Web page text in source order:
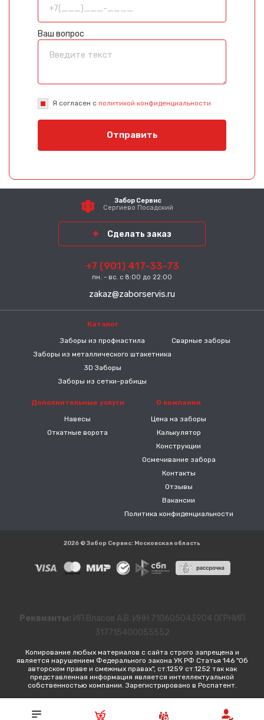
Ваш вопрос
Я согласен с политикой конфиденциальности
Отправить
Забор Сервис
Сергиево Посадский
Сделать заказ
+7 (901) 417-33-73
пн. - вс. с 8:00 до 22:00
zakaz@zaborservis.ru
Каталог
Заборы из профнастила
Заборы из металлического штакетника
3D Заборы
Заборы из сетки-рабицы
Сварные заборы
Дополнительные услуги
Навесы
Откатные ворота
О компании
Цена на заборы
Калькулятор
Конструкции
Осмечивание забора
Контакты
Отзывы
Вакансии
Политика конфиденциальности
2026 © Забор Сервис: Московская область
Реквизиты: ИП Власов А.В. ИНН 710605043904 ОГРНИП
317715400055552
Копирование любых материалов с сайта строго запрещена и
является нарушением Федерального закона УК РФ Статья 146 "Об
авторском праве и смежных правах", ст.1259 ст.1252 так как
представленная информация является интеллектуальной
собственностью компании. Зарегистрировано в Роспатент.